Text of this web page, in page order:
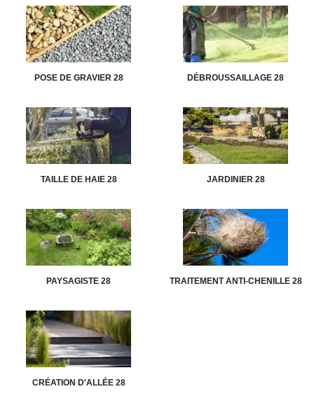
POSE DE GRAVIER 28 DÉBROUSSAILLAGE 28
TAILLE DE HAIE 28 JARDINIER 28
PAYSAGISTE 28 TRAITEMENT ANTI-CHENILLE 28
CRÉATION D'ALLÉE 28